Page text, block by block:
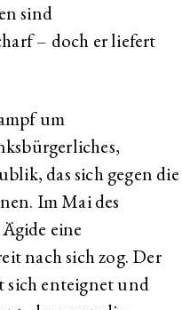
sind
– doch er liefert
um
das sich gegen die
Im Mai des
eine
nach sich zog. Der
sich enteignet und